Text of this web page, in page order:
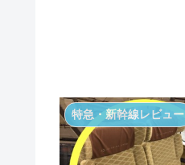
特急・新幹線レビュー